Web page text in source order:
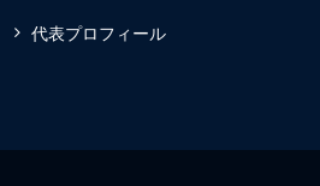
代表プロフィール